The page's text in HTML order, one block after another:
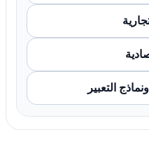
التعبير